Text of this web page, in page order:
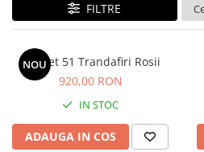
FILTRE
NOU
Buchet 51 Trandafiri Rosii
920,00 RON
IN STOC
ADAUGA IN COS